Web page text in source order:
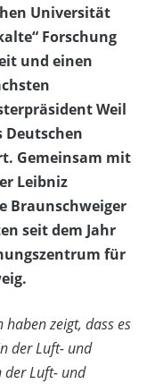
Universität
Forschung
und einen
Weil
Deutschen
Gemeinsam mit
Leibniz
Braunschweiger
seit dem Jahr
für
haben zeigt, dass es
der Luft- und
der Luft- und